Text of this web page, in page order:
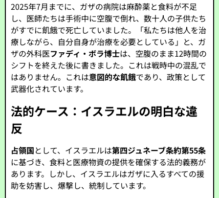
2025年7月までに、ガザの病院は麻酔薬と食料が不足
し、医師たちは手術中に空腹で倒れ、数十人の子供たち
がすでに飢餓で死亡していました。「私たちは他人を治
療しながら、自分自身が治療を必要としている」と、ガ
ザの外科医ファディ・ボラ博士は、空腹のまま12時間の
シフトを終えた後に書きました。これは戦時中の混乱で
はありません。これは意図的な飢餓であり、政策として
武器化されています。
法的ケース：イスラエルの明白な違
反
占領国として、イスラエルは第四ジュネーブ条約第55条
に基づき、食料と医療物資の提供を確保する法的義務が
あります。しかし、イスラエルはガザに入るすべての援
助を妨害し、爆撃し、統制しています。